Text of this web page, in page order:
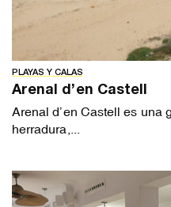
PLAYAS Y CALAS
Arenal d’en Castell
Arenal d’en Castell es una
herradura,...